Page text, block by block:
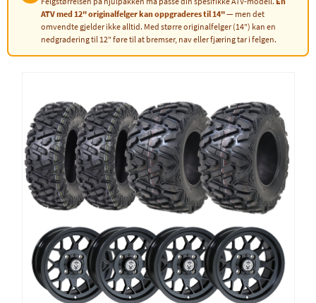
ATV med 12" originalfelger kan oppgraderes til 14"— men det
omvendte gjelder ikke alltid. Med større originalfelger (14") kan en
nedgradering til 12" føre til at bremser, nav eller fjæring tar i felgen.